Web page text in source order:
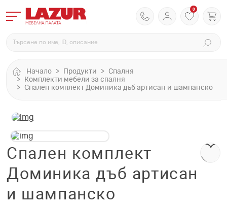
0
Начало Продукти
Спалня
Комплекти мебели за спалня
Спален комплект Доминика дъб артисан и шампанско
Спален комплект
Доминика дъб артисан
и шампанско